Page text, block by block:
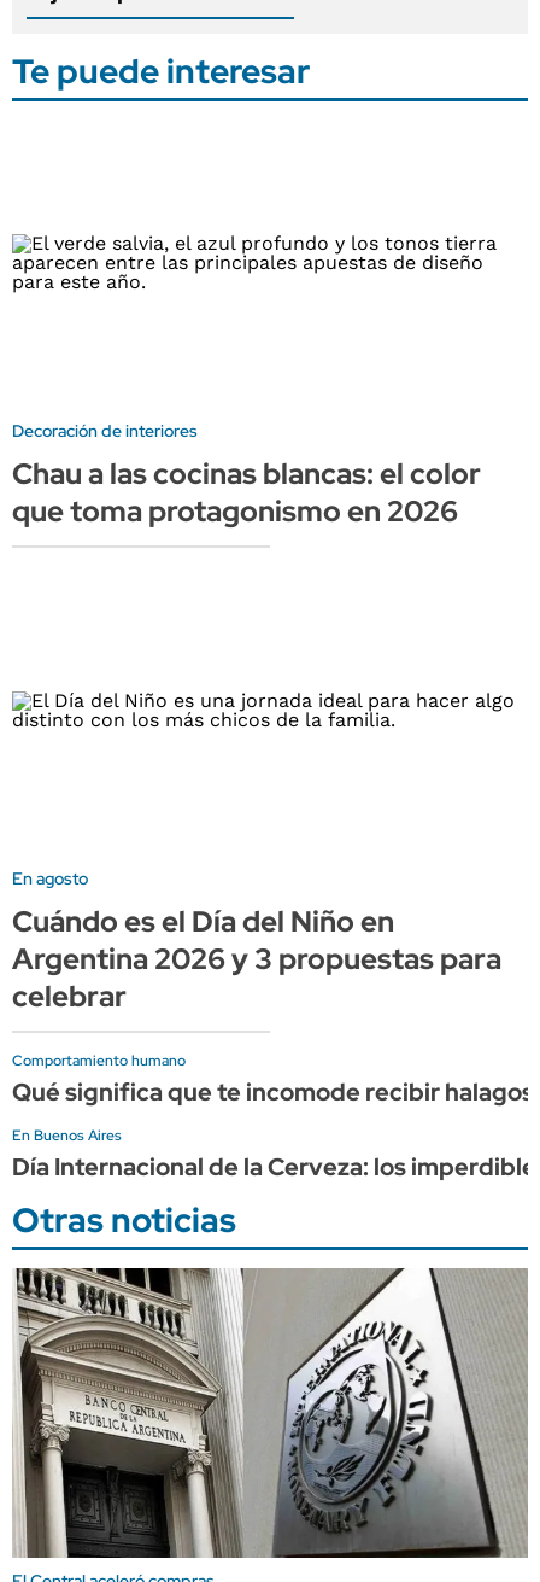
Te puede interesar
Decoración de interiores
Chau a las cocinas blancas: el color
que toma protagonismo en 2026
En agosto
Cuándo es el Día del Niño en
Argentina 2026 y 3 propuestas para
celebrar
Comportamiento humano
Qué significa que te incomode recibir
En Buenos Aires
Día Internacional de la Cerveza: los
Otras noticias